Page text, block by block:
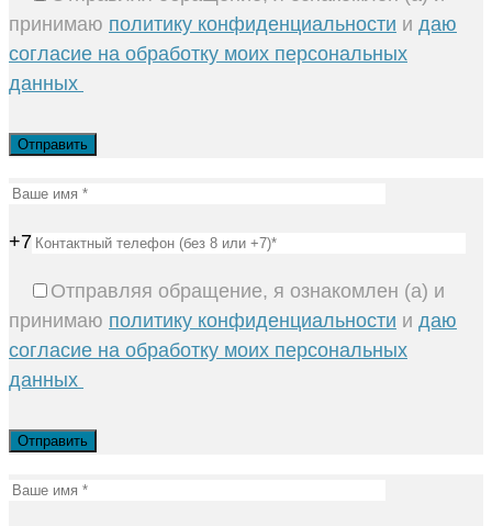
принимаю политику конфиденциальности и даю
согласие на обработку моих персональных
данных
+7
Отправляя обращение, я ознакомлен (а) и
принимаю политику конфиденциальности и даю
согласие на обработку моих персональных
данных